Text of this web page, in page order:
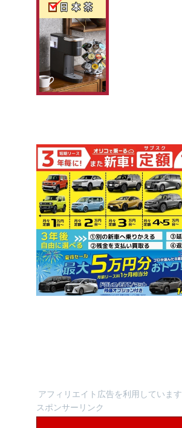
アフィリエイト広告を利用しています
スポンサーリンク